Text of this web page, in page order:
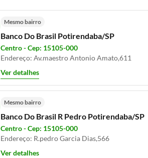
Mesmo bairro
Banco Do Brasil Potirendaba/SP
Centro - Cep: 15105-000
Endereço: Av.maestro Antonio Amato,611
Ver detalhes
Mesmo bairro
Banco Do Brasil R Pedro Potirendaba/SP
Centro - Cep: 15105-000
Endereço: R.pedro Garcia Dias,566
Ver detalhes